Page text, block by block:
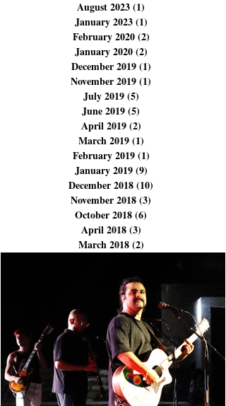
December 2023(3)
November 2023 (3)
September 2023 (1)
August 2023 (1)1 post
January 2023(1)1 post
February 2020 (2)2 posts
January 2020(2)
December 2019(1)
November 2019(1)
July 2019 (5)5 posts
June 2019(5)5 posts
April 2019(2)2 posts
March 2019(1)1 post
February 2019 (1)1 post
January 2019 (9)
December 2018(10)
November 2018(3)
(3)
March 2018(2)2 posts